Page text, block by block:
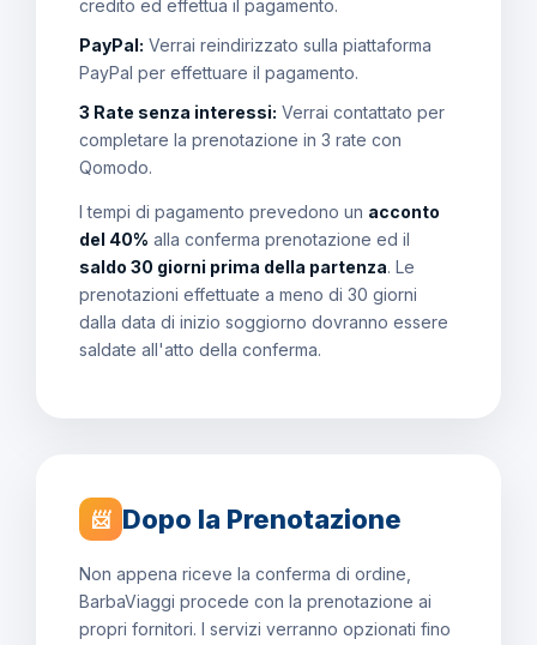
credito ed effettua il pagamento.
PayPal: Verrai reindirizzato sulla piattaforma
PayPal per effettuare il pagamento.
3 Rate senza interessi: Verrai contattato per
completare la prenotazione in 3 rate con
Qomodo.
I tempi di pagamento prevedono un acconto
del 40% alla conferma prenotazione ed il
saldo 30 giorni prima della partenza. Le
prenotazioni effettuate a meno di 30 giorni
dalla data di inizio soggiorno dovranno essere
saldate all'atto della conferma.
📨 Dopo la Prenotazione
Non appena riceve la conferma di ordine,
BarbaViaggi procede con la prenotazione ai
propri fornitori. I servizi verranno opzionati fino